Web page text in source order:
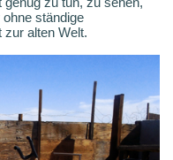
ständige
alten Welt.